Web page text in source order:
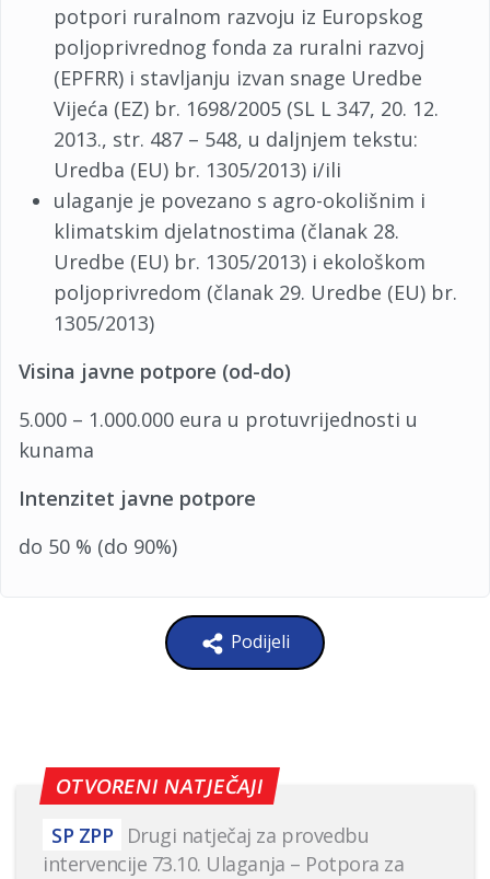
potpori ruralnom razvoju iz Europskog
poljoprivrednog fonda za ruralni razvoj
(EPFRR) i stavljanju izvan snage Uredbe
Vijeća (EZ) br. 1698/2005 (SL L 347, 20. 12.
2013., str. 487 – 548, u daljnjem tekstu:
Uredba (EU) br. 1305/2013) i/ili
ulaganje je povezano s agro-okolišnim i
klimatskim djelatnostima (članak 28.
Uredbe (EU) br. 1305/2013) i ekološkom
poljoprivredom (članak 29. Uredbe (EU) br.
1305/2013)
Visina javne potpore (od-do)
5.000 – 1.000.000 eura u protuvrijednosti u
kunama
Intenzitet javne potpore
do 50 % (do 90%)
Podijeli
OTVORENI NATJEČAJI
SP ZPP
Drugi natječaj za provedbu
intervencije 73.10. Ulaganja – Potpora za